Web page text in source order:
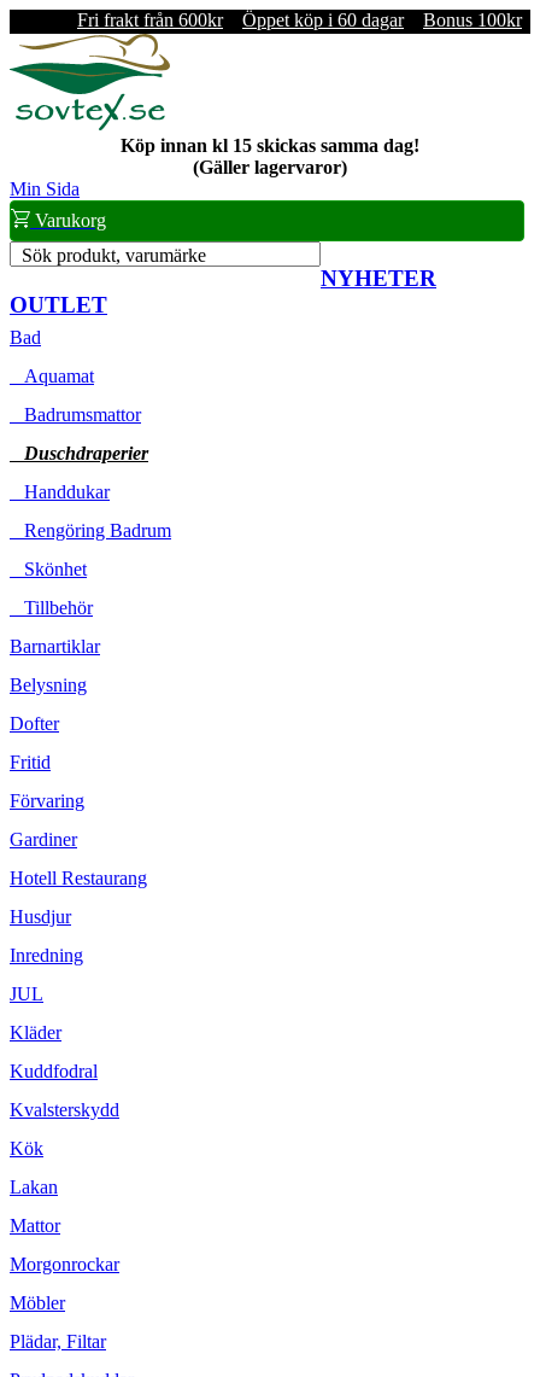
Fri frakt från 600kr Öppet köp i 60 dagar Bonus 100kr
Köp innan kl 15 skickas samma dag!
(Gäller lagervaror)
Min Sida
Varukorg
Sök produkt, varumärke
NYHETER
OUTLET
Bad
Aquamat
Badrumsmattor
Duschdraperier
Handdukar
Rengöring Badrum
Skönhet
Tillbehör
Barnartiklar
Belysning
Dofter
Fritid
Förvaring
Gardiner
Hotell Restaurang
Husdjur
Inredning
JUL
Kläder
Kuddfodral
Kvalsterskydd
Kök
Lakan
Mattor
Morgonrockar
Möbler
Plädar, Filtar